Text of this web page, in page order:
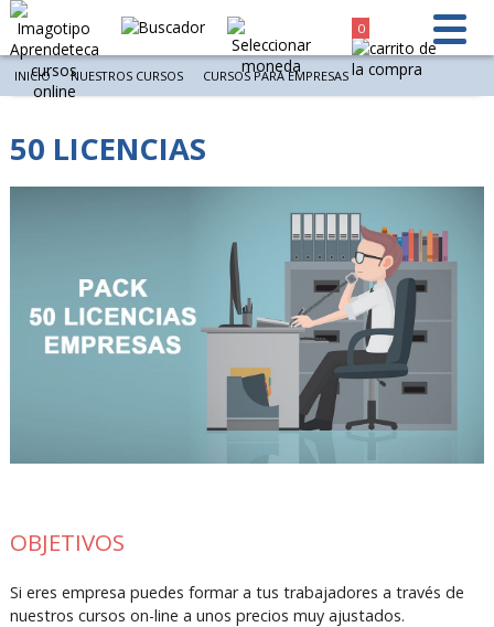
0
INICIO NUESTROS CURSOS CURSOS PARA EMPRESAS
50 LICENCIAS
OBJETIVOS
Si eres empresa puedes formar a tus trabajadores a través de
nuestros cursos on-line a unos precios muy ajustados.